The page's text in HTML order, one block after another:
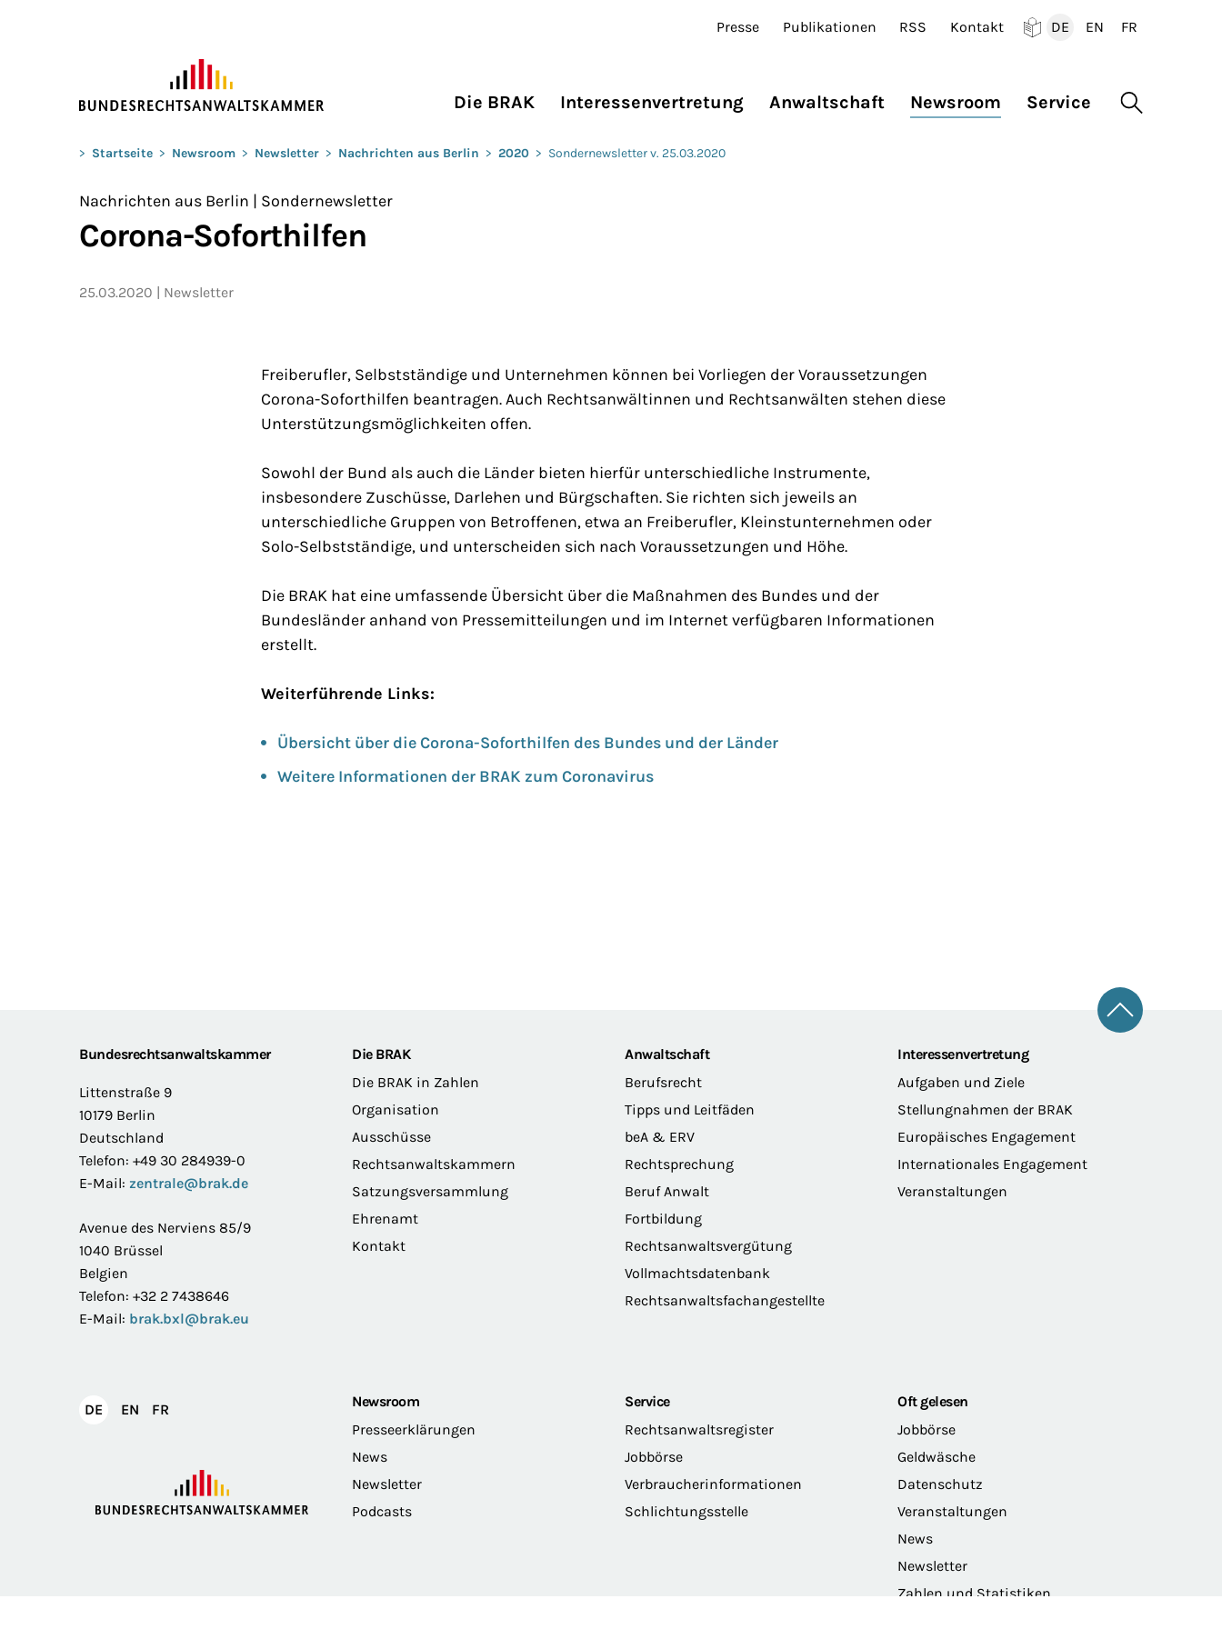
Presse Publikationen RSS Kontakt
DE
EN
FR
Die BRAK Interessenvertretung Anwaltschaft Newsroom Service Suche
Sie befinden sich hier:
> Startseite > Newsroom > Newsletter > Nachrichten aus Berlin > 2020 > Sondernewsletter v. 25.03.2020
Nachrichten aus Berlin | Sondernewsletter
Corona-Soforthilfen
25.03.2020 Newsletter
Freiberufler, Selbstständige und Unternehmen können bei Vorliegen der Voraussetzungen
Corona-Soforthilfen beantragen. Auch Rechtsanwältinnen und Rechtsanwälten stehen diese
Unterstützungsmöglichkeiten offen.
Sowohl der Bund als auch die Länder bieten hierfür unterschiedliche Instrumente,
insbesondere Zuschüsse, Darlehen und Bürgschaften. Sie richten sich jeweils an
unterschiedliche Gruppen von Betroffenen, etwa an Freiberufler, Kleinstunternehmen oder
Solo-Selbstständige, und unterscheiden sich nach Voraussetzungen und Höhe.
Die BRAK hat eine umfassende Übersicht über die Maßnahmen des Bundes und der
Bundesländer anhand von Pressemitteilungen und im Internet verfügbaren Informationen
erstellt.
Weiterführende Links:
Übersicht über die Corona-Soforthilfen des Bundes und der Länder
Weitere Informationen der BRAK zum Coronavirus
Footer
Zum
Bundesrechtsanwaltskammer
Littenstraße 9
10179 Berlin
Deutschland
Telefon: +49 30 284939-0
E-Mail: zentrale@brak.de
Avenue des Nerviens 85/9
1040 Brüssel
Belgien
Telefon: +32 2 7438646
E-Mail: brak.bxl@brak.eu
Die BRAK
Die BRAK in Zahlen
Organisation
Ausschüsse
Rechtsanwaltskammern
Satzungsversammlung
Ehrenamt
Kontakt
Anwaltschaft
Berufsrecht
Tipps und Leitfäden
beA & ERV
Rechtsprechung
Beruf Anwalt
Fortbildung
Rechtsanwaltsvergütung
Vollmachtsdatenbank
Rechtsanwaltsfachangestellte
Interessenvertretung
Aufgaben und Ziele
Stellungnahmen der BRAK
Europäisches Engagement
Internationales Engagement
Veranstaltungen
DEDeutsch
EN English
FR
Newsroom
Presseerklärungen
News
Newsletter
Podcasts
Service
Rechtsanwaltsregister
Jobbörse
Verbraucherinformationen
Schlichtungsstelle
Oft gelesen
Jobbörse
Geldwäsche
Datenschutz
Veranstaltungen
News
Newsletter
Zahlen und Statistiken